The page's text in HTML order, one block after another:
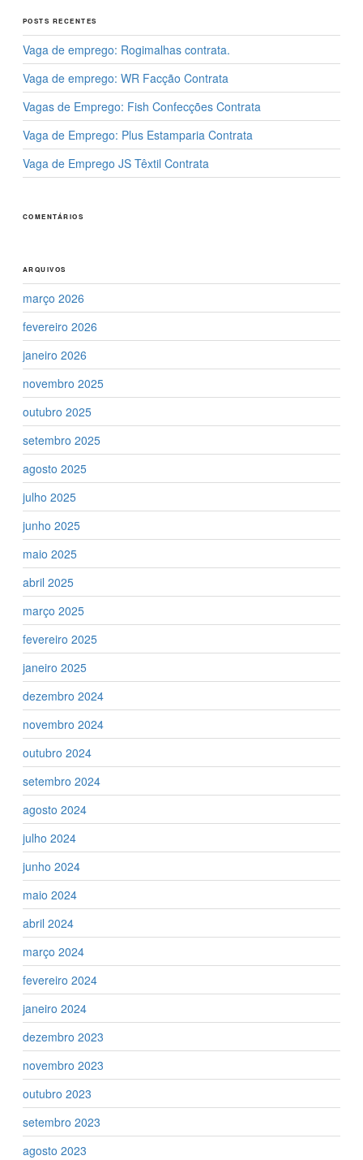
POSTS RECENTES
Vaga de emprego: Rogimalhas contrata.
Vaga de emprego: WR Facção Contrata
Vagas de Emprego: Fish Confecções Contrata
Vaga de Emprego: Plus Estamparia Contrata
Vaga de Emprego JS Têxtil Contrata
COMENTÁRIOS
ARQUIVOS
março 2026
fevereiro 2026
janeiro 2026
novembro 2025
outubro 2025
setembro 2025
agosto 2025
julho 2025
junho 2025
maio 2025
abril 2025
março 2025
fevereiro 2025
janeiro 2025
dezembro 2024
novembro 2024
outubro 2024
setembro 2024
agosto 2024
julho 2024
junho 2024
maio 2024
abril 2024
março 2024
fevereiro 2024
janeiro 2024
dezembro 2023
novembro 2023
outubro 2023
setembro 2023
agosto 2023